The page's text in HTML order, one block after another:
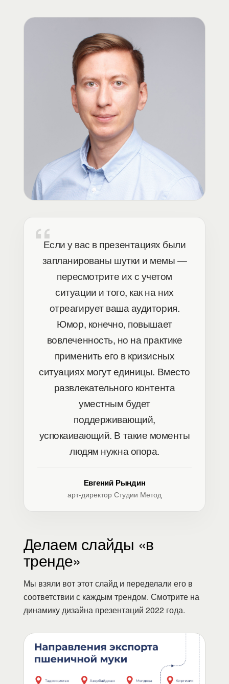
Если у вас в презентациях были
запланированы шутки и мемы —
пересмотрите их с учетом
ситуации и того, как на них
отреагирует ваша аудитория.
Юмор, конечно, повышает
вовлеченность, но на практике
применить его в кризисных
ситуациях могут единицы. Вместо
развлекательного контента
уместным будет
поддерживающий,
успокаивающий. В такие моменты
людям нужна опора.
Евгений Рындин
арт-директор Студии Метод
Делаем слайды «в
тренде»
Мы взяли вот этот слайд и переделали его в
соответствии с каждым трендом. Смотрите на
динамику дизайна презентаций 2022 года.